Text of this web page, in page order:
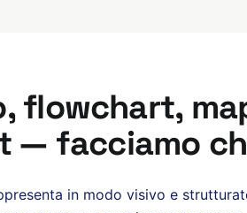
flowchart,
— facciamo
in modo visivo e